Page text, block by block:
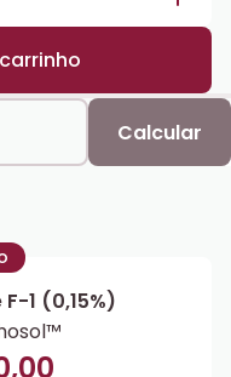
Calcular
1 (0,15%)